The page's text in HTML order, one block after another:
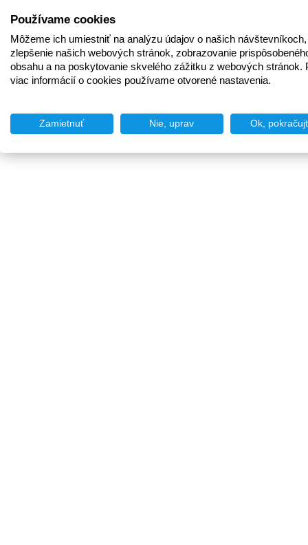
Používame cookies
Môžeme ich umiestniť na analýzu údajov o našich
zlepšenie našich webových stránok, zobrazovanie
obsahu a na poskytovanie skvelého zážitku z webových stránok.
viac informácií o cookies používame otvorené nastavenia.
Zamietnuť Nie, uprav Ok,